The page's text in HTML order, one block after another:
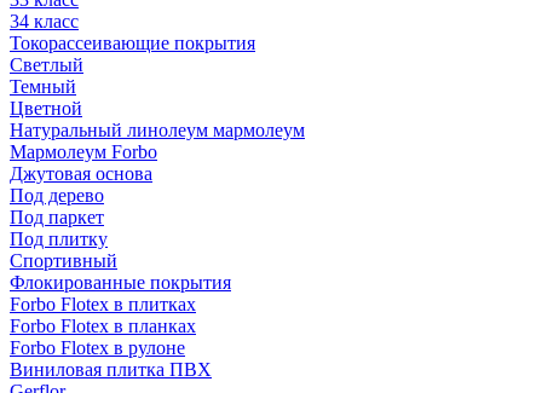
34 класс
Токорассеивающие покрытия
Светлый
Темный
Цветной
Натуральный линолеум мармолеум
Мармолеум Forbo
Джутовая основа
Под дерево
Под паркет
Под плитку
Спортивный
Флокированные покрытия
Forbo Flotex в плитках
Forbo Flotex в планках
Forbo Flotex в рулоне
Виниловая плитка ПВХ